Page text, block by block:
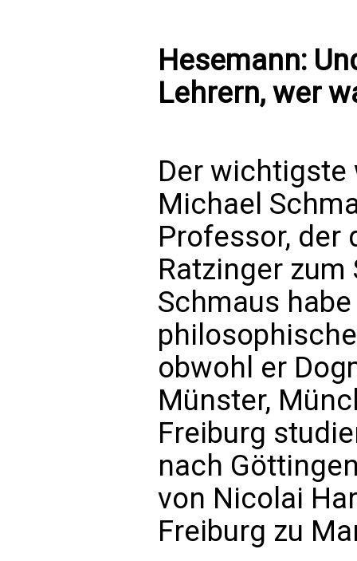
Hesemann:
Lehrern, wer
Der
Michael
Professor, der
Ratzinger
Schmaus
obwohl er
Münster,
Freiburg
nach
von Nicolai
Freiburg zu